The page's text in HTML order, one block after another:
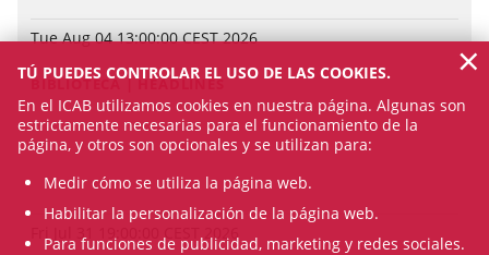
Tue Aug 04 13:00:00 CEST 2026
BIBLIOTECA | HEADLINES
Fri Jul 31 19:00:00 CEST 2026
TÚ PUEDES CONTROLAR EL USO DE LAS COOKIES.
En el ICAB utilizamos cookies en nuestra página. Algunas son
estrictamente necesarias para el funcionamiento de la
página, y otros son opcionales y se utilizan para:
Medir cómo se utiliza la página web.
Habilitar la personalización de la página web.
Para funciones de publicidad, marketing y redes sociales.
×